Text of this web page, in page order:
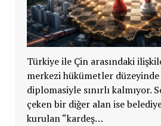
Türkiye ile Çin arasındaki
merkezi hükümetler
diplomasiyle sınırlı kalmıyor.
çeken bir diğer alan ise
kurulan “kardeş…